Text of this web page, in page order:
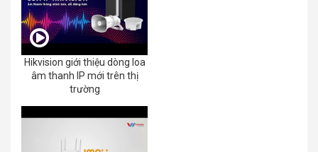
Hikvision giới thiệu dòng loa
âm thanh IP mới trên thị
trường